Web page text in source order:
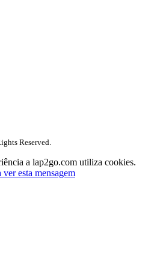
Reserved.
a lap2go.com utiliza cookies.
esta mensagem